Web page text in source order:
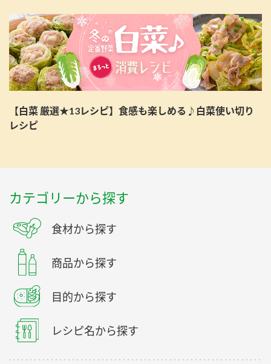
【白菜 厳選★13レシピ】食感も楽しめる♪白菜使い切り
レシピ
カテゴリーから探す
食材から探す
商品から探す
目的から探す
レシピ名から探す